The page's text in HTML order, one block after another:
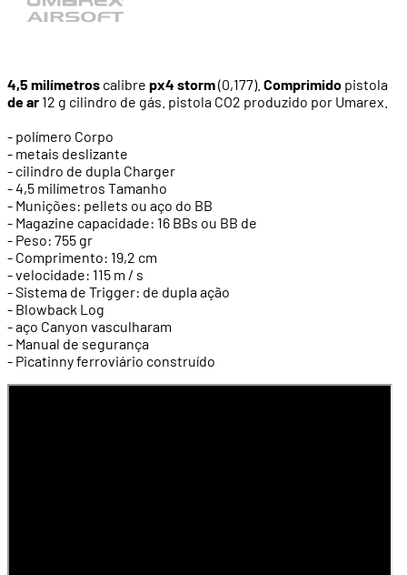
4,5 milímetros calibre px4 storm(0,177). Comprimido pistola
de ar 12 g cilindro de gás. pistola CO2 produzido por Umarex.
- polímero Corpo
- metais deslizante
- cilindro de dupla Charger
- 4,5 milímetros Tamanho
- Munições: pellets ou aço do BB
- Magazine capacidade: 16 BBs ou BB de
- Peso: 755 gr
- Comprimento: 19,2 cm
- velocidade: 115 m / s
- Sistema de Trigger: de dupla ação
- Blowback Log
- aço Canyon vasculharam
- Manual de segurança
- Picatinny ferroviário construído